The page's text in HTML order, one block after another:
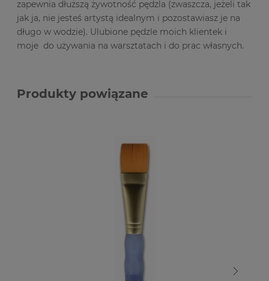
zapewnia dłuższą żywotność pędzla (zwaszcza, jeżeli tak
jak ja, nie jesteś artystą idealnym i pozostawiasz je na
długo w wodzie). Ulubione pędzle moich klientek i
moje do używania na warsztatach i do prac własnych.
Produkty powiązane